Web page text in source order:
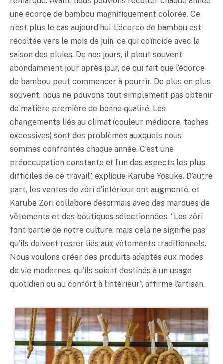
une écorce de bambou magnifiquement colorée. Ce
n’est plus le cas aujourd’hui. L’écorce de bambou est
récoltée vers le mois de juin, ce qui coïncide avec la
saison des pluies. De nos jours, il pleut souvent
abondamment jour après jour, ce qui fait que l’écorce
de bambou peut commencer à pourrir. De plus en plus
souvent, nous ne pouvons tout simplement pas obtenir
de matière première de bonne qualité. Les
changements liés au climat (couleur médiocre, taches
excessives) sont des problèmes auxquels nous
sommes confrontés chaque année. C’est une
préoccupation constante et l’un des aspects les plus
difficiles de ce travail”, explique Karube Yosuke. D’autre
part, les ventes de zôri d’intérieur ont augmenté, et
Karube Zori collabore désormais avec des marques de
vêtements et des boutiques sélectionnées. “Les zôri
font partie de notre culture, mais cela ne signifie pas
qu’ils doivent rester liés aux vêtements traditionnels.
Nous voulons créer des produits adaptés aux modes
de vie modernes, qu’ils soient destinés à un usage
quotidien ou au confort à l’intérieur”, affirme l’artisan.